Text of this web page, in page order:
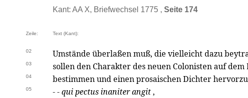
Kant: AA X, Briefwechsel 1775 , Seite 174
Zeile: Text (Kant):
02 Umstände überlaßen muß, die vielleicht dazu
03 sollen den Charakter des neuen Colonisten auf
04 bestimmen und einen prosaischen Dichter
05 - -qui pectus inaniter angit ,